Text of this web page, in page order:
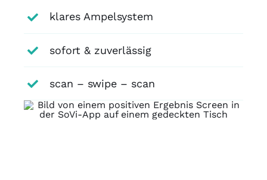
klares Ampelsystem
sofort & zuverlässig
scan – swipe – scan